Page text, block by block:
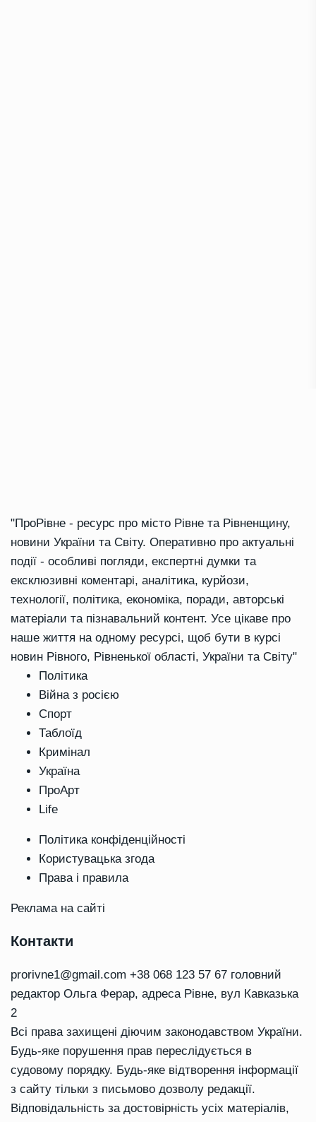
"ПроРівне - ресурс про місто Рівне та Рівненщину,
новини України та Світу. Оперативно про актуальні
події - особливі погляди, експертні думки та
ексклюзивні коментарі, аналітика, курйози,
технології, політика, економіка, поради, авторські
матеріали та пізнавальний контент. Усе цікаве про
наше життя на одному ресурсі, щоб бути в курсі
новин Рівного, Рівненької області, України та Світу"
Політика
Війна з росією
Спорт
Таблоїд
Кримінал
Україна
ПроАрт
Life
Політика конфіденційності
Користувацька згода
Права і правила
Реклама на сайті
Контакти
prorivne1@gmail.com +38 068 123 57 67 головний
редактор Ольга Ферар, адреса Рівне, вул Кавказька
2
Всі права захищені діючим законодавством України.
Будь-яке порушення прав переслідується в
судовому порядку. Будь-яке відтворення інформації
з сайту тільки з письмово дозволу редакції.
Відповідальність за достовірність усіх матеріалів,